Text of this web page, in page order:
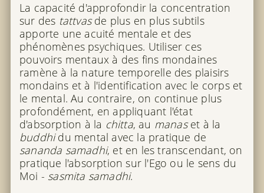
La capacité d'approfondir la concentration
sur des tattvasde plus en plus subtils
apporte une acuité mentale et des
phénomènes psychiques. Utiliser ces
pouvoirs mentaux à des fins mondaines
ramène à la nature temporelle des plaisirs
mondains et à l'identification avec le corps et
le mental. Au contraire, on continue plus
profondément, en appliquant l'état
d'absorption à la chitta, au manaset à la
buddhidu mental avec la pratique de
sananda samadhi, et en les transcendant, on
pratique l'absorption sur l'Ego ou le sens du
Moi - sasmita samadhi.